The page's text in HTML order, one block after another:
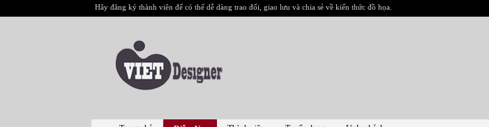
Hãy đăng ký thành viên để có thể dễ dàng trao đổi, giao lưu và chia sẻ về kiến thức đồ họa.